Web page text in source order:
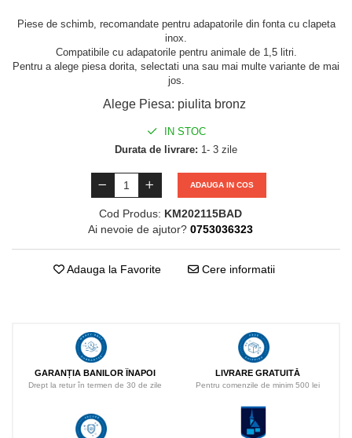
Piese de schimb, recomandate pentru adapatorile din fonta cu clapeta
inox.
Compatibile cu adapatorile pentru animale de 1,5 litri.
Pentru a alege piesa dorita, selectati una sau mai multe variante de mai
jos.
Alege Piesa: piulita bronz
IN STOC
Durata de livrare: 1- 3 zile
ADAUGA IN COS
Cod Produs: KM202115BAD
Ai nevoie de ajutor? 0753036323
Adauga la Favorite Cere informatii
GARANȚIA BANILOR ÎNAPOI
Drept la retur în termen de 30 de zile
LIVRARE GRATUITĂ
Pentru comenzile de minim 500 lei